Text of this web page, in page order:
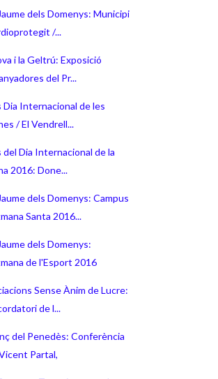
dels Domenys: Municipi
/...
i la Geltrú: Exposició
del Pr...
Internacional de les
/ El Vendrell...
Dia Internacional de la
2016: Done...
dels Domenys: Campus
Santa 2016...
dels Domenys:
de l'Esport 2016
Sense Ànim de Lucre:
de l...
del Penedès: Conferència
Partal,